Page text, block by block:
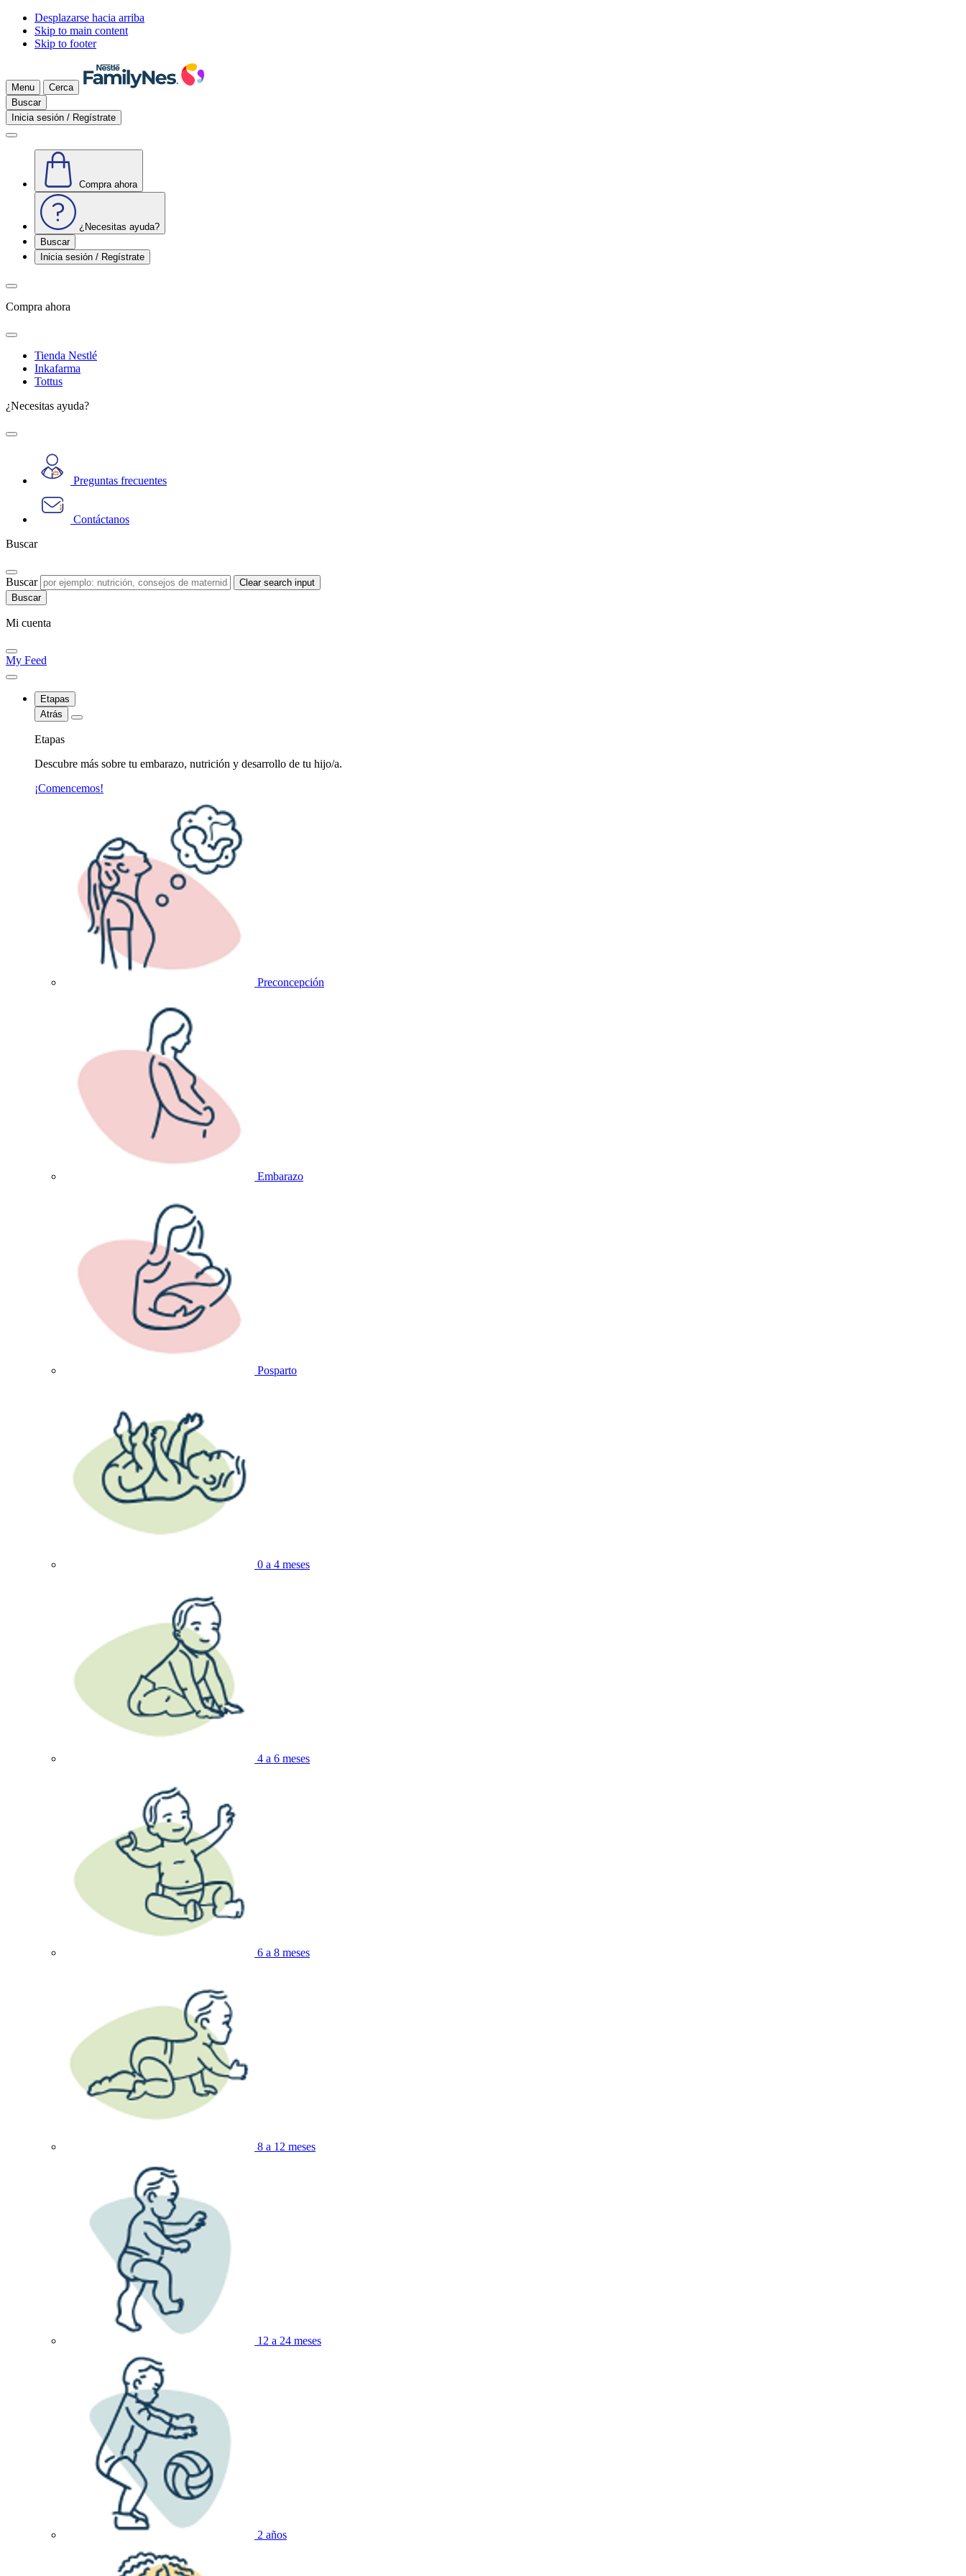
Desplazarse hacia arriba
Skip to main content
Skip to footer
Menu
Cerca
Buscar
Inicia sesión / Regístrate
Compra ahora
¿Necesitas ayuda?
Buscar
Inicia sesión / Regístrate
Compra ahora
Tienda Nestlé
Inkafarma
Tottus
¿Necesitas ayuda?
Preguntas frecuentes
Contáctanos
Buscar
Buscar Clear search input
Mi cuenta
My Feed
Etapas
Atrás
Etapas
Descubre más sobre tu embarazo, nutrición y desarrollo de tu hijo/a.
¡Comencemos!
Preconcepción
Embarazo
Posparto
0 a 4 meses
4 a 6 meses
6 a 8 meses
8 a 12 meses
12 a 24 meses
2 años